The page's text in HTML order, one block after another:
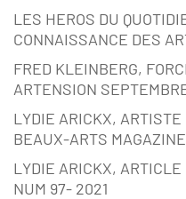
LES HEROS DU
CONNAISSANCE DES
FRED KLEINBERG,
ARTENSION
LYDIE ARICKX,
BEAUX-ARTS
LYDIE ARICKX,
NUM 97- 2021